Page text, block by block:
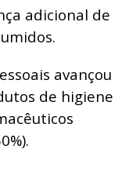
adicional de
avançou
de higiene